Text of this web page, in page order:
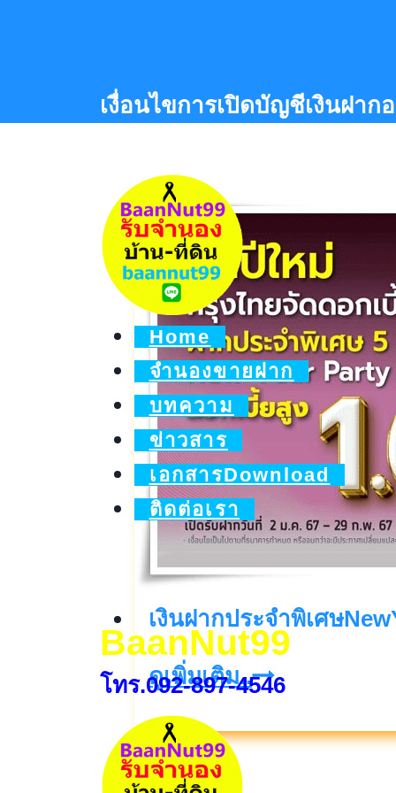
Home
จำนองขายฝาก
บทความ
ข่าวสาร
เอกสารDownload
ติดต่อเรา
BaanNut99
โทร.092-897-4546
เงื่อนไขการเปิดบัญชีเงินฝา
เงินฝากประจำพิเศษ
ดูเพิ่มเติม..เงิน
ประจำ